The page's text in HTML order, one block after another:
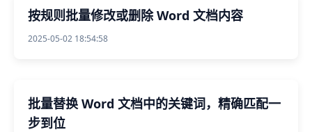
按规则批量修改或删除 Word 文档内容
2025-05-02 18:54:58
批量替换 Word 文档中的关键词，精确匹配一
步到位